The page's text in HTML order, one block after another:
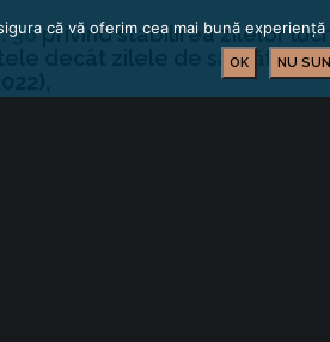
96 privind stabilirea zilelor
decât zilele de
că vă oferim cea mai bună
OK NU